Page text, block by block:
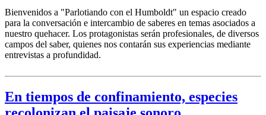
Bienvenidos a "Parlotiando con el Humboldt" un espacio creado
para la conversación e intercambio de saberes en temas asociados a
nuestro quehacer. Los protagonistas serán profesionales, de diversos
campos del saber, quienes nos contarán sus experiencias mediante
entrevistas a profundidad.
En tiempos de confinamiento, especies